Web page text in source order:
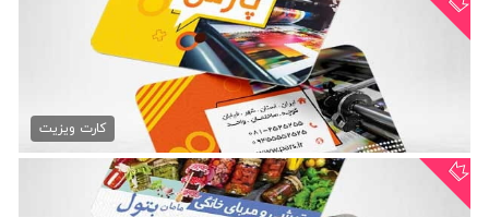
کارت ویزیت چاپ و تبلیغات
79,000 تومان
کارت ویزیت